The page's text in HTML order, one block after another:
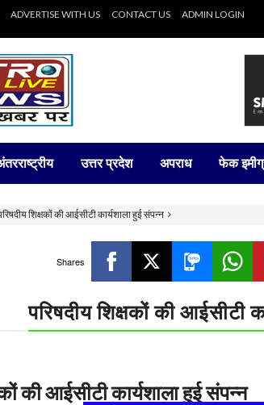
ADVERTISE WITH US CONTACT US ADMIN LOGIN
उत्तर प्रदेश अपराध फेक
शिक्षकों की आईसीटी कार्यशाला हुई संपन्न
Shares
परिषदीय शिक्षकों की आईसीटी
की आईसीटी कार्यशाला हुई संपन्न